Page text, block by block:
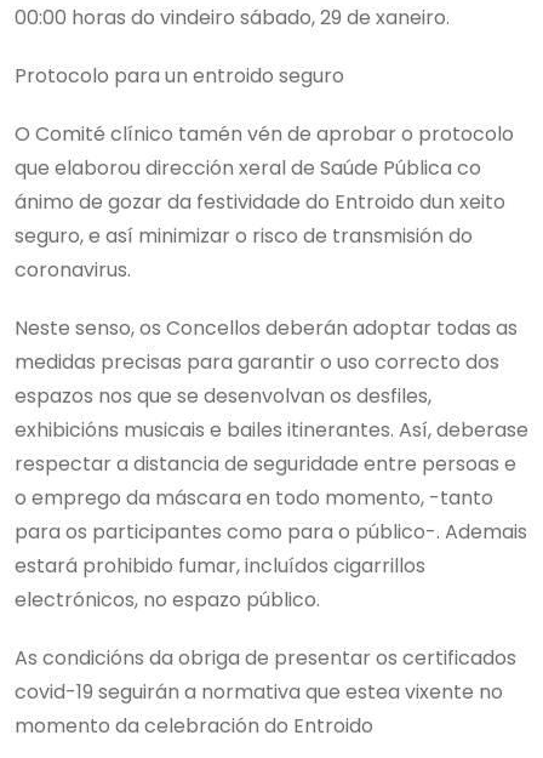
00:00 horas do vindeiro sábado, 29 de xaneiro.
Protocolo para un entroido seguro
O Comité clínico tamén vén de aprobar o protocolo
que elaborou dirección xeral de Saúde Pública co
ánimo de gozar da festividade do Entroido dun xeito
seguro, e así minimizar o risco de transmisión do
coronavirus.
Neste senso, os Concellos deberán adoptar todas as
medidas precisas para garantir o uso correcto dos
espazos nos que se desenvolvan os desfiles,
exhibicións musicais e bailes itinerantes. Así, deberase
respectar a distancia de seguridade entre persoas e
o emprego da máscara en todo momento, -tanto
para os participantes como para o público-. Ademais
estará prohibido fumar, incluídos cigarrillos
electrónicos, no espazo público.
As condicións da obriga de presentar os certificados
covid-19 seguirán a normativa que estea vixente no
momento da celebración do Entroido